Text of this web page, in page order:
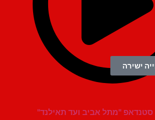
"מתל אביב ועד תאילנד"